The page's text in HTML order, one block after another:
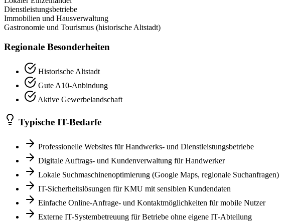
Dienstleistungsbetriebe
Immobilien und Hausverwaltung
Gastronomie und Tourismus (historische Altstadt)
Regionale Besonderheiten
Historische Altstadt
Gute A10-Anbindung
Aktive Gewerbelandschaft
Typische IT-Bedarfe
Professionelle Websites für Handwerks- und Dienstleistungsbetriebe
Digitale Auftrags- und Kundenverwaltung für Handwerker
Lokale Suchmaschinenoptimierung (Google Maps, regionale Suchanfragen)
IT-Sicherheitslösungen für KMU mit sensiblen Kundendaten
Einfache Online-Anfrage- und Kontaktmöglichkeiten für mobile Nutzer
Externe IT-Systembetreuung für Betriebe ohne eigene IT-Abteilung